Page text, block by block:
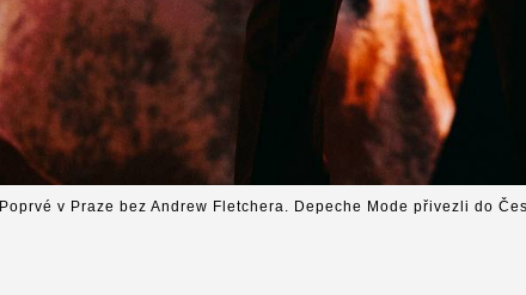
Poprvé v Praze bez Andrew Fletchera. Depeche Mode přivezli do